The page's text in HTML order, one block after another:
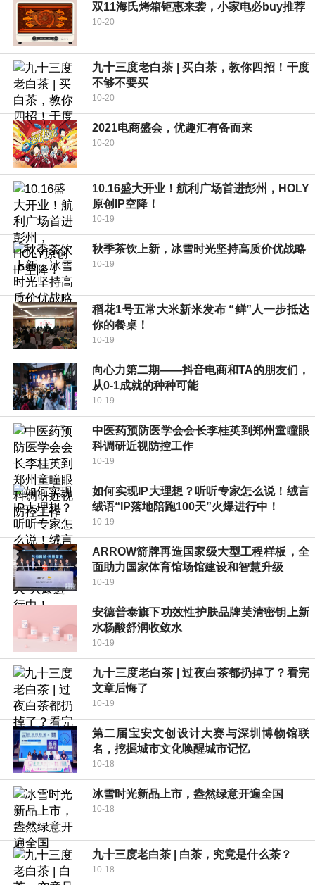
双11海氏烤箱钜惠来袭，小家电必buy推荐
10-20
九十三度老白茶 | 买白茶，教你四招！干度
不够不要买
10-20
2021电商盛会，优趣汇有备而来
10-20
10.16盛大开业！航利广场首进彭州，HOLY
原创IP空降！
10-19
秋季茶饮上新，冰雪时光坚持高质价优战略
10-19
​稻花1号五常大米新米发布 “鲜”人一步抵达
你的餐桌！
10-19
向心力第二期——抖音电商和TA的朋友们，
从0-1成就的种种可能
10-19
中医药预防医学会会长李桂英到郑州童瞳眼
科调研近视防控工作
10-19
如何实现IP大理想？听听专家怎么说！绒言
绒语“IP落地陪跑100天”火爆进行中！
10-19
ARROW箭牌再造国家级大型工程样板，全
面助力国家体育馆场馆建设和智慧升级
10-19
安德普泰旗下功效性护肤品牌芙清密钥上新
水杨酸舒润收敛水
10-19
九十三度老白茶 | 过夜白茶都扔掉了？看完
文章后悔了
10-19
第二届宝安文创设计大赛与深圳博物馆联
名，挖掘城市文化唤醒城市记忆
10-18
冰雪时光新品上市，盎然绿意开遍全国
10-18
九十三度老白茶 | 白茶，究竟是什么茶？
10-18